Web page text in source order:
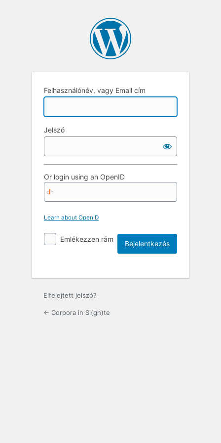
Felhasználónév, vagy Email cím
Jelszó
Or login using an OpenID
Learn about OpenID
Emlékezzen rám
Elfelejtett jelszó?
← Corpora in Si(gh)te